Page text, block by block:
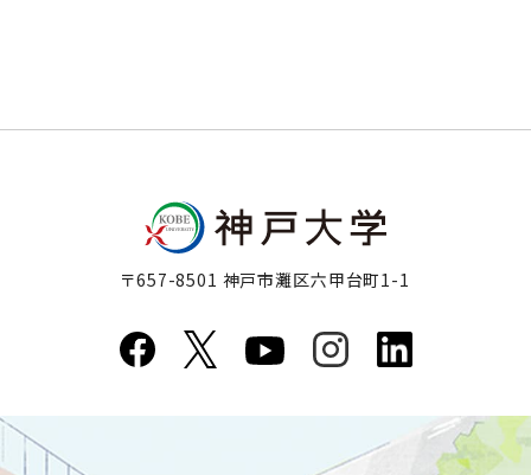
〒657-8501 神戸市灘区六甲台町1-1